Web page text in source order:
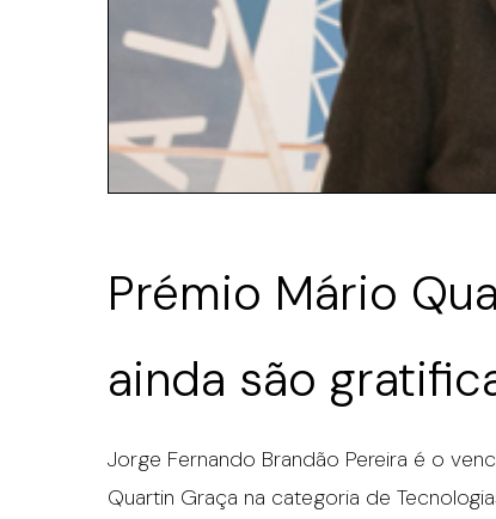
Prémio Mário
ainda são
Jorge Fernando Brandão Pereira é o
Quartin Graça na categoria de